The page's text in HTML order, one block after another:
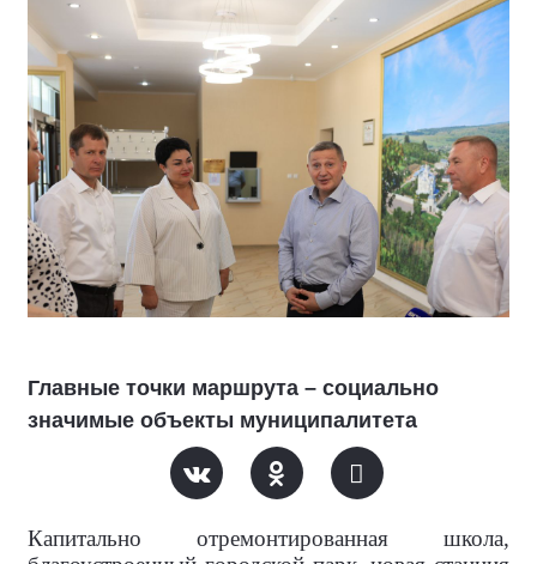
Главные точки маршрута – социально
значимые объекты муниципалитета
Капитально отремонтированная школа,